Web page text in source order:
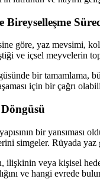
göre, yaz mevsimi,
ve içsel meyvelerin
bir tamamlama,
için bir çağrı
bir yansıması
simgeler. Rüyada yaz
ilişkinin veya kişisel
ve hangi evrede